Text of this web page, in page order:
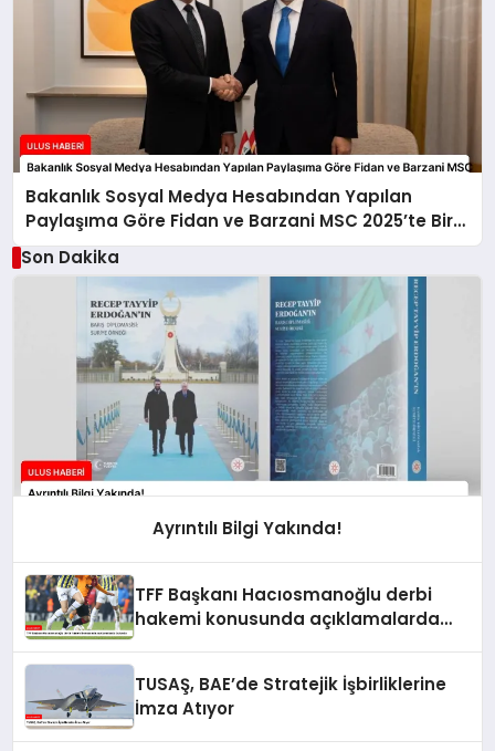
Bakanlık Sosyal Medya Hesabından Yapılan
Paylaşıma Göre Fidan ve Barzani MSC 2025’te Bir
Araya Geldi
Son Dakika
Ayrıntılı Bilgi Yakında!
TFF Başkanı Hacıosmanoğlu derbi
hakemi konusunda açıklamalarda
TUSAŞ, BAE’de Stratejik İşbirliklerine
İmza Atıyor